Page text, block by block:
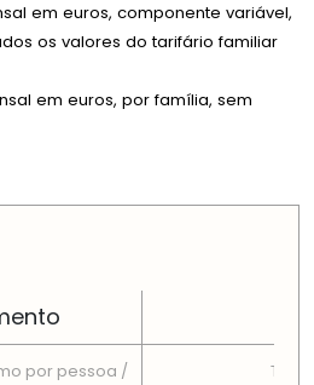
em euros, componente variável,
os valores do tarifário familiar
em euros, por família, sem
por pessoa /
Tarifa